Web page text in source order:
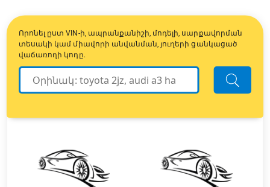
Որոնել ըստ VIN-ի, ապրանքանիշի, մոդելի, սարքավորման
տեսակի կամ միավորի անվանման, յուղերի ցանկացած
վաճառողի կոդը.